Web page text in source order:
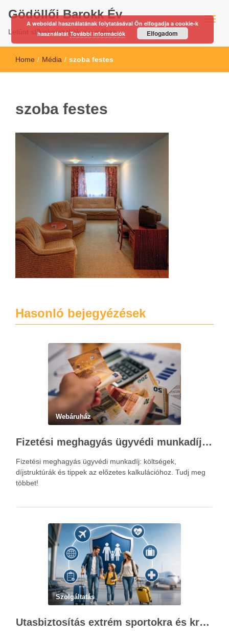
Gödöllői Barokk Év
Letűnt stíluskorszakok nyomában…
Home / Média / szoba festes
szoba festes
Hasonló bejegyézések
Webáruház
Fizetési meghagyás ügyvédi munkadíja: teljes költségvetési útmutató
Fizetési meghagyás ügyvédi munkadíj: költségek,
díjstruktúrák és tippek az előzetes kalkulációhoz. Tudj meg
többet!
Szolgáltatás
Utasbiztosítás extrém sportokra és krónikus betegségek esetén: mire figyelj utazás előtt?
A weboldal használatának folytatásával Ön elfogadja a cookie-k
használatátTovábbi információk Elfogadom